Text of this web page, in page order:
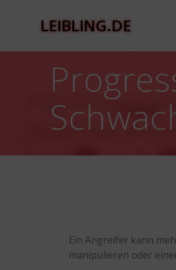
LEIBLING.DE
Ein Angreifer kann
manipulieren oder